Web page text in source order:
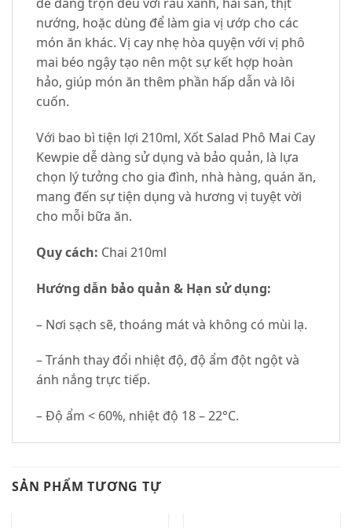
dễ dàng trộn đều với rau xanh, hải sản, thịt
nướng, hoặc dùng để làm gia vị ướp cho các
món ăn khác. Vị cay nhẹ hòa quyện với vị phô
mai béo ngậy tạo nên một sự kết hợp hoàn
hảo, giúp món ăn thêm phần hấp dẫn và lôi
cuốn.
Với bao bì tiện lợi 210ml, Xốt Salad Phô Mai Cay
Kewpie dễ dàng sử dụng và bảo quản, là lựa
chọn lý tưởng cho gia đình, nhà hàng, quán ăn,
mang đến sự tiện dụng và hương vị tuyệt vời
cho mỗi bữa ăn.
Quy cách: Chai 210ml
Hướng dẫn bảo quản & Hạn sử dụng:
– Nơi sạch sẽ, thoáng mát và không có mùi lạ.
– Tránh thay đổi nhiệt độ, độ ẩm đột ngột và
ánh nắng trực tiếp.
– Độ ẩm < 60%, nhiệt độ 18 – 22°C.
SẢN PHẨM TƯƠNG TỰ